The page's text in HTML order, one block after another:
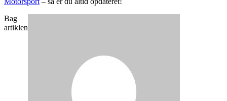
Bag
artiklen